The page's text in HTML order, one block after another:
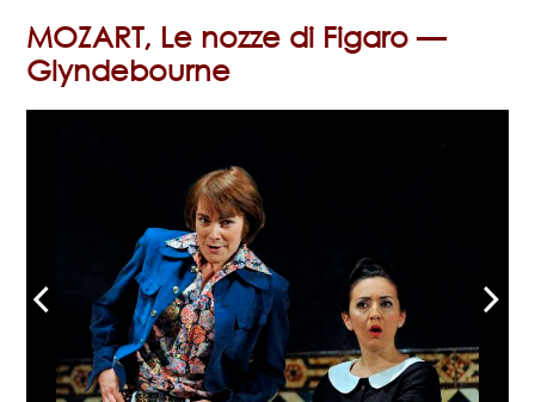
MOZART, Le nozze di Figaro —
Glyndebourne
arrow_back_ios arrow_forward_ios